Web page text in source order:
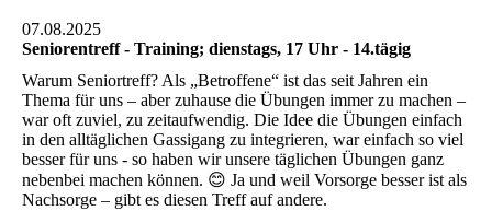
07.08.2025
Seniorentreff - Training; dienstags, 17 Uhr - 14.tägig
Warum Seniortreff? Als „Betroffene“ ist das seit Jahren ein
Thema für uns – aber zuhause die Übungen immer zu machen –
war oft zuviel, zu zeitaufwendig. Die Idee die Übungen einfach
in den alltäglichen Gassigang zu integrieren, war einfach so viel
besser für uns - so haben wir unsere täglichen Übungen ganz
nebenbei machen können. 😊 Ja und weil Vorsorge besser ist als
Nachsorge – gibt es diesen Treff auf andere.